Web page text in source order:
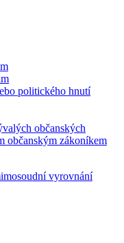
politického hnutí
občanských
občanským zákoníkem
vyrovnání